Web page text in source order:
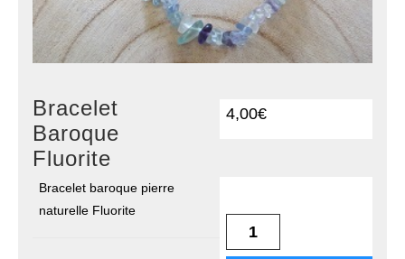
Bracelet
Baroque
Fluorite
4,00€
Bracelet baroque pierre
naturelle Fluorite